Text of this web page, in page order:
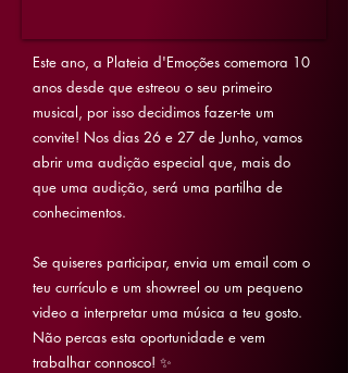
Este ano, a Plateia d'Emoções comemora 10
anos desde que estreou o seu primeiro
musical, por isso decidimos fazer-te um
convite! Nos dias 26 e 27 de Junho, vamos
abrir uma audição especial que, mais do
que uma audição, será uma partilha de
conhecimentos.
Se quiseres participar, envia um email com o
teu currículo e um showreel ou um pequeno
video a interpretar uma música a teu gosto.
Não percas esta oportunidade e vem
trabalhar connosco! ✨